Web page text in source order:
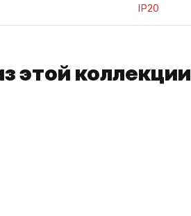
IP20
этой коллекции